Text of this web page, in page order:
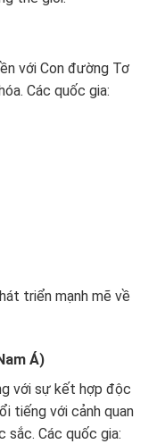
với Con đường Tơ
Các quốc gia:
triển mạnh mẽ về
Á)
với sự kết hợp độc
tiếng với cảnh quan
Các quốc gia: